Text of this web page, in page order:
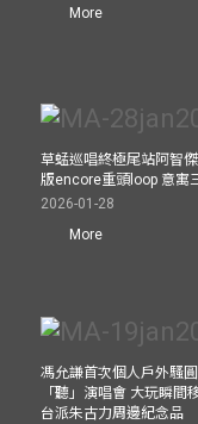
More
草蜢巡唱終極尾站阿智
版encore重頭loop 意寓
2026-01-28
More
馮允謙首次個人戶外騷
「聽」演唱會 大玩瞬
台派朱古力周邊紀念品